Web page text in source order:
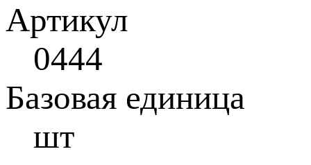
Артикул
0444
Базовая единица
шт